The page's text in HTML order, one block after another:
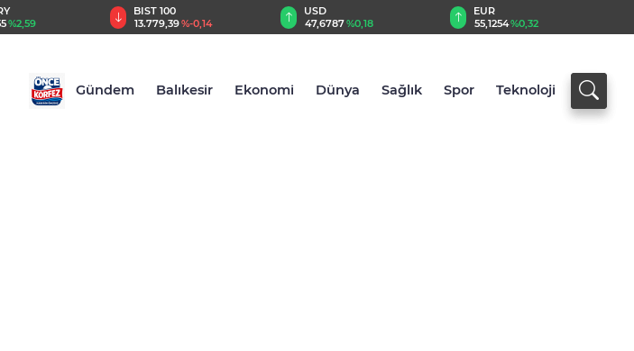
%-0,14
USD
47,6787%0,18
EUR
55,1254%0,32
GBP
64,3468%0,38
Gündem Balıkesir Ekonomi Dünya Sağlık Spor Teknoloji